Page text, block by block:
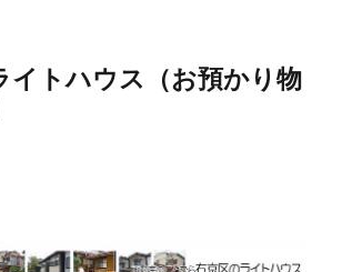
イトハウス（お預かり物